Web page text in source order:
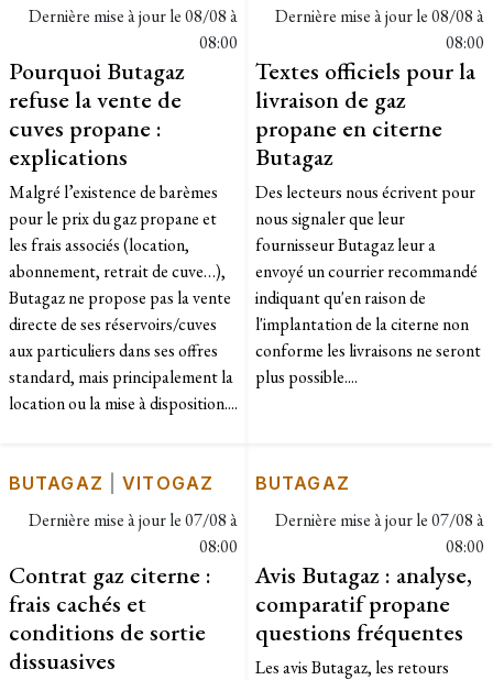
Dernière mise à jour le08/08 à
08:00
Pourquoi Butagaz
refuse la vente de
cuves propane :
explications
​Malgré l’existence de barèmes
pour le prix du gaz propane et
les frais associés (location,
abonnement, retrait de cuve…),
Butagaz ne propose pas la vente
directe de ses réservoirs/cuves
aux particuliers dans ses offres
standard, mais principalement la
location ou la mise à disposition....
Dernière mise à jour le08/08 à
08:00
Textes officiels pour la
livraison de gaz
propane en citerne
Butagaz
Des lecteurs nous écrivent pour
nous signaler que leur
fournisseur Butagaz leur a
envoyé un courrier recommandé
indiquant qu'en raison de
l'implantation de la citerne non
conforme les livraisons ne seront
plus possible....
BUTAGAZ |VITOGAZ
Dernière mise à jour le07/08 à
08:00
Contrat gaz citerne :
frais cachés et
conditions de sortie
dissuasives
BUTAGAZ
Dernière mise à jour le07/08 à
08:00
Avis Butagaz : analyse,
comparatif propane
questions fréquentes
Les avis Butagaz, les retours